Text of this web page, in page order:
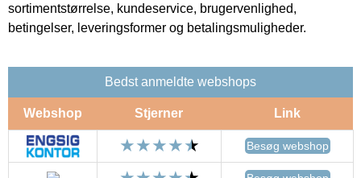
sortimentstørrelse, kundeservice, brugervenlighed,
betingelser, leveringsformer og betalingsmuligheder.
Bedst anmeldte webshops
Webshop Stjerner Link
Besøg webshop